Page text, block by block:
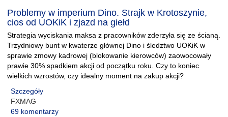
Problemy w imperium Dino. Strajk w Krotoszynie,
cios od UOKiK i zjazd na giełd
Strategia wyciskania maksa z pracowników zderzyła się ze ścianą.
Trzydniowy bunt w kwaterze głównej Dino i śledztwo UOKiK w
sprawie zmowy kadrowej (blokowanie kierowców) zaowocowały
prawie 30% spadkiem akcji od początku roku. Czy to koniec
wielkich wzrostów, czy idealny moment na zakup akcji?
Szczegóły
FXMAG
69 komentarzy